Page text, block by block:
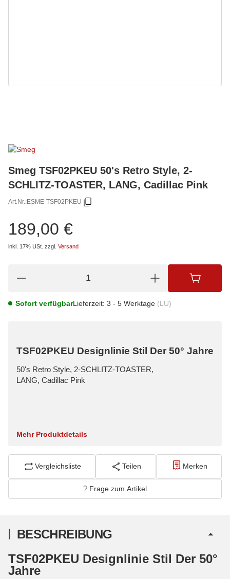
Smeg TSF02PKEU 50's Retro Style, 2-
SCHLITZ-TOASTER, LANG, Cadillac Pink
Art.Nr.:ESME-TSF02PKEU
189,00 €
inkl. 17% USt. zzgl. Versand
Sofort verfügbarLieferzeit: 3 - 5 Werktage (LU)
TSF02PKEU Designlinie Stil Der 50° Jahre
50's Retro Style, 2-SCHLITZ-TOASTER,
LANG, Cadillac Pink
Mehr Produktdetails
Vergleichsliste Teilen Merken
Frage zum Artikel
BESCHREIBUNG
TSF02PKEU Designlinie Stil Der 50°
Jahre